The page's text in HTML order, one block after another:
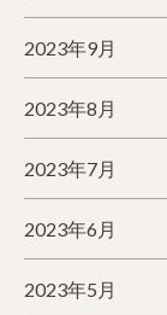
2023年9月
2023年8月
2023年7月
2023年6月
2023年5月